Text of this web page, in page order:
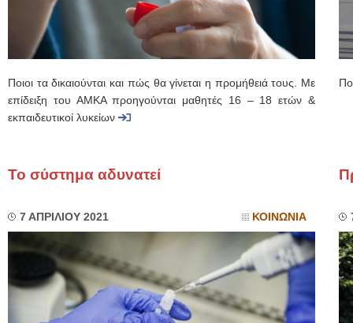
Ποιοι τα δικαιούνται και πώς θα γίνεται η προμήθειά τους. Με
επίδειξη του ΑΜΚΑ προηγούνται μαθητές 16 – 18 ετών &
εκπαιδευτικοί λυκείων
Το σύστημα αδυνατεί
7 ΑΠΡΙΛΙΟΥ 2021 ΚΟΙΝΩΝΙΑ